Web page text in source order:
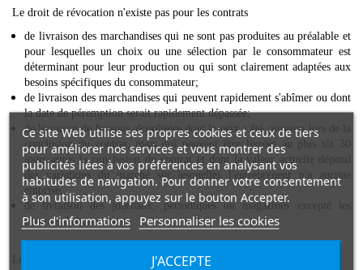
Le droit de révocation n'existe pas pour les contrats
de livraison des marchandises qui ne sont pas produites au préalable et
pour lesquelles un choix ou une sélection par le consommateur est
déterminant pour leur production ou qui sont clairement adaptées aux
besoins spécifiques du consommateur;
de livraison des marchandises qui peuvent rapidement s'abîmer ou dont
la date de péremption serait rapidement dépassée;
de livraison de boisons alcoolisées dont le prix a été convenu lors de la
conclusion du contrat, mais qui peuvent être livrées au plus tôt 30
jours après la conclusion du contrat et dont la valeur actuelle dépend
des variations du marché sur lesquelles l'entrepreneur n'a aucune
emprise;
de livraison des journaux, périodiques ou magazines excepté les
contrats d'abonnement.
Le droit de révocation s'éteint de manière anticipée pour les contrats
Ce site Web utilise ses propres cookies et ceux de tiers
pour améliorer nos services et vous montrer des
publicités liées à vos préférences en analysant vos
habitudes de navigation. Pour donner votre consentement
à son utilisation, appuyez sur le bouton Accepter.
Plus d'informations Personnaliser les cookies
J'ACCEPTE